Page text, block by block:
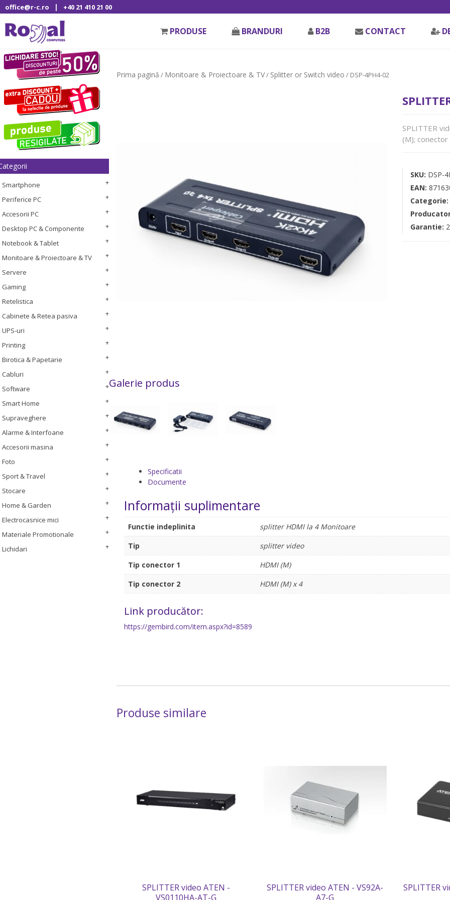
office@r-c.ro | +40 21 410 21 00
PRODUSE BRANDURI B2B CONTACT
Smartphone
Periferice PC
Accesorii PC
Desktop PC & Componente
Notebook & Tablet
Monitoare & Proiectoare & TV
Servere
Gaming
Retelistica
Cabinete & Retea pasiva
UPS-uri
Printing
Birotica & Papetarie
Cabluri
Software
Smart Home
Supraveghere
Alarme & Interfoane
Accesorii masina
Foto
Sport & Travel
Stocare
Home & Garden
Electrocasnice mici
Materiale Promotionale
Lichidari
Prima pagină / Monitoare & Proiectoare & TV/ Splitter or Switch video / DSP-4PH4-02
SPLITTER
(M);
SKU: DSP-
EAN:
Categorie:
Garantie:
Galerie produs
Specificatii
Documente
Informații suplimentare
Functie indeplinita
splitter HDMI la 4 Monitoare
Tip
splitter video
Tip conector 1
HDMI (M)
Tip conector 2
HDMI (M) x 4
Link producător:
https://gembird.com/item.aspx?id=8589
Produse similare
SPLITTER video ATEN -
VS0110HA-AT-G
SPLITTER video ATEN - VS92A-
A7-G
SPLITTER